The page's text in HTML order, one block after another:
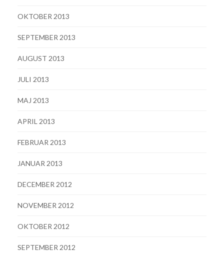
OKTOBER 2013
SEPTEMBER 2013
AUGUST 2013
JULI 2013
MAJ 2013
APRIL 2013
FEBRUAR 2013
JANUAR 2013
DECEMBER 2012
NOVEMBER 2012
OKTOBER 2012
SEPTEMBER 2012